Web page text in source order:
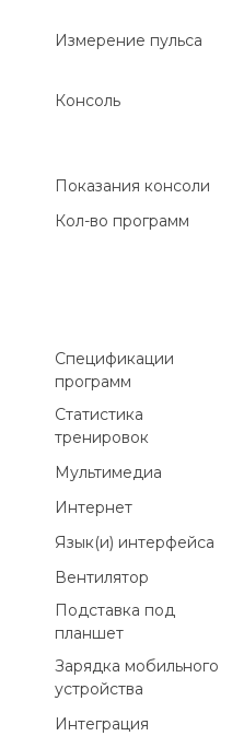
Измерение пульса
Консоль
Показания консоли
Кол-во программ
Спецификации
программ
Статистика
тренировок
Мультимедиа
Интернет
Язык(и) интерфейса
Вентилятор
Подставка под
планшет
Зарядка мобильного
устройства
Интеграция